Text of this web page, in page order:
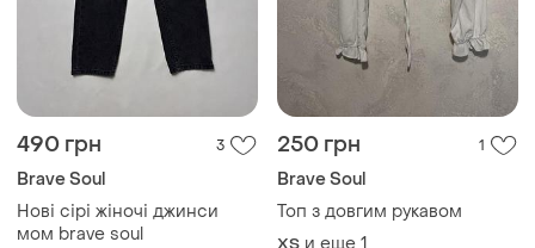
490 грн 3
Brave Soul
Нові сірі жіночі джинси
мом brave soul
250 грн 1
Brave Soul
Топ з довгим рукавом